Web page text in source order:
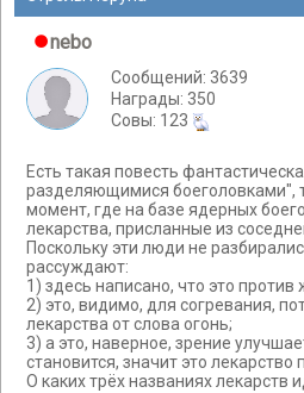
nebo
Сообщений: 3639
Награды: 350
Cовы: 123
Есть такая повесть
разделяющимися боеголовками",
момент, где на базе ядерных
лекарства, присланные из
Поскольку эти люди не
рассуждают:
1) здесь написано, что это против
2) это, видимо, для согревания,
лекарства от слова огонь;
3) а это, наверное, зрение
становится, значит это лекарство
О каких трёх названиях лекарств